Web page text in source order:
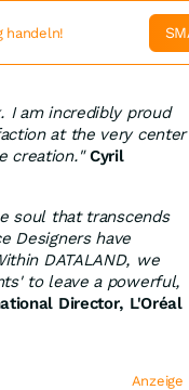
I am incredibly proud
at the very center
creation." Cyril
soul that transcends
Designers have
DATALAND, we
to leave a powerful,
Director, L'Oréal
Anzeige
handeln!